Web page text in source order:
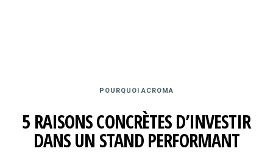
POURQUOI ACROMA
5 RAISONS CONCRÈTES D’INVESTIR
DANS UN STAND PERFORMANT